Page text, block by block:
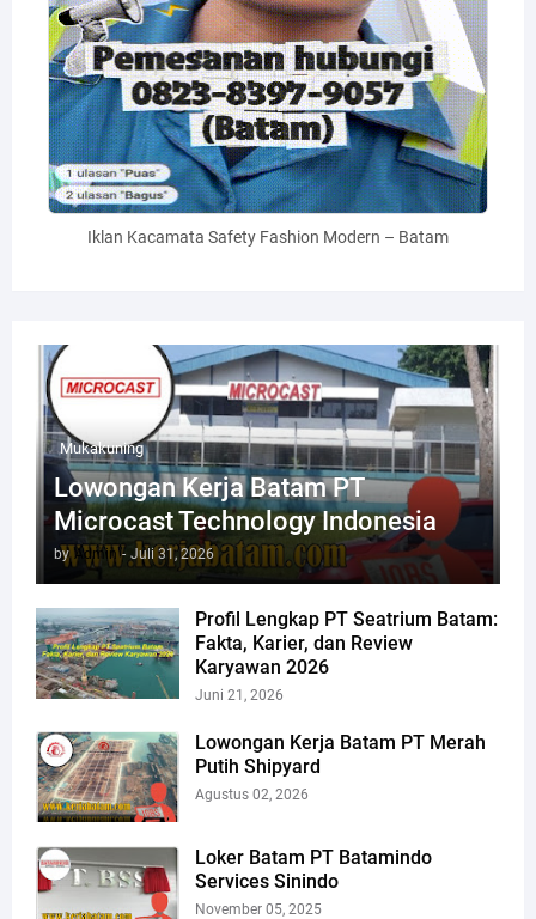
Iklan Kacamata Safety Fashion Modern – Batam
Mukakuning
Lowongan Kerja Batam PT
Microcast Technology Indonesia
by Admin - Juli 31, 2026
Profil Lengkap PT Seatrium Batam:
Fakta, Karier, dan Review
Karyawan 2026
Juni 21, 2026
Lowongan Kerja Batam PT Merah
Putih Shipyard
Agustus 02, 2026
Loker Batam PT Batamindo
Services Sinindo
November 05, 2025